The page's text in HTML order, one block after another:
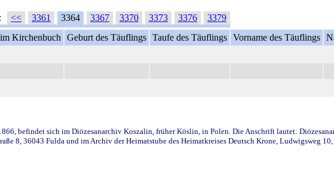
<< 3361 3364 3367 3370 3373 3376
3379
Kirchenbuch Geburt des Täuflings Taufe des Täuflings Vorname des Täuflings
befindet sich im Diözesanarchiv Koszalin, früher Köslin, in Polen. Die Anschrift lautet:
8, 36043 Fulda und im Archiv der Heimatstube des Heimatkreises Deutsch Krone, Ludwigsweg